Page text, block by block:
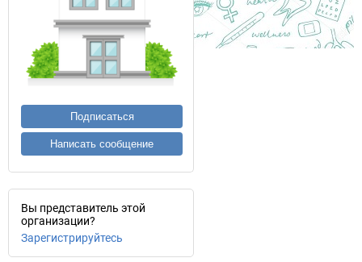
Подписаться
Написать сообщение
Вы представитель этой
организации?
Зарегистрируйтесь